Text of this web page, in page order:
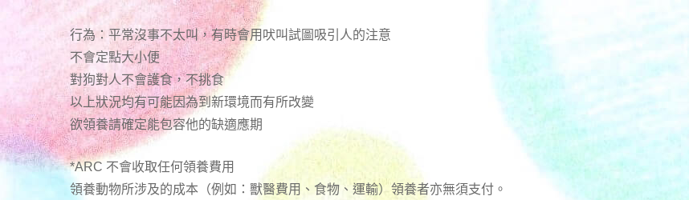
行為：平常沒事不太叫，有時會用吠叫試圖吸引人的注意
不會定點大小便
對狗對人不會護食，不挑食
以上狀況均有可能因為到新環境而有所改變
欲領養請確定能包容他的缺適應期
*ARC 不會收取任何領養費用
領養動物所涉及的成本（例如：獸醫費用、食物、運輸）領養者亦無須支付。